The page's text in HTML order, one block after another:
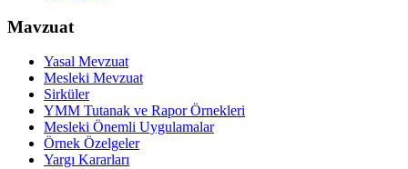
Mavzuat
Yasal Mevzuat
Mesleki Mevzuat
Sirküler
YMM Tutanak ve Rapor Örnekleri
Mesleki Önemli Uygulamalar
Örnek Özelgeler
Yargı Kararları